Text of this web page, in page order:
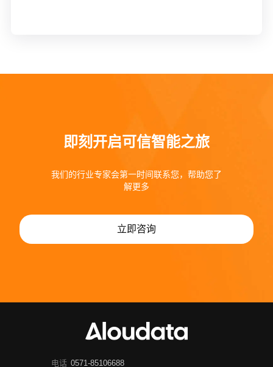
即刻开启可信智能之旅
我们的行业专家会第一时间联系您，帮助您了
解更多
立即咨询
电话 0571-85106688